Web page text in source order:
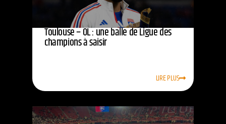
Toulouse – OL : une balle de Ligue des
champions à saisir
LIRE PLUS